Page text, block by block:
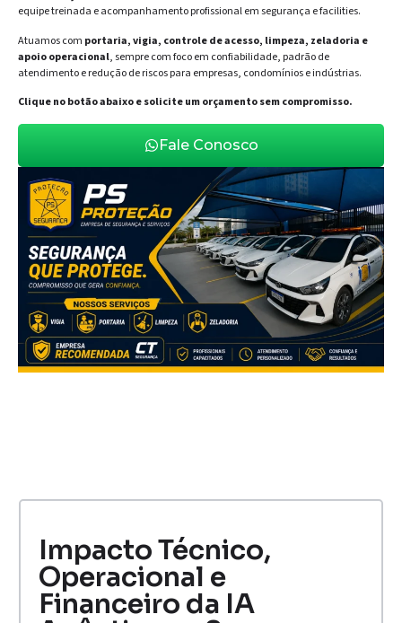
equipe treinada e acompanhamento profissional em segurança e facilities.
Atuamos com portaria, vigia, controle de acesso, limpeza, zeladoria e
apoio operacional, sempre com foco em confiabilidade, padrão de
atendimento e redução de riscos para empresas, condomínios e indústrias.
Clique no botão abaixo e solicite um orçamento sem compromisso.
Fale Conosco
Impacto Técnico,
Operacional e
Financeiro da IA